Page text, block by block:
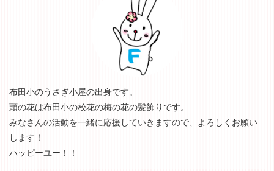
布田小のうさぎ小屋の出身です。
頭の花は布田小の校花の梅の花の髪飾りです。
みなさんの活動を一緒に応援していきますので、よろしくお願い
します！
ハッピーユー！！